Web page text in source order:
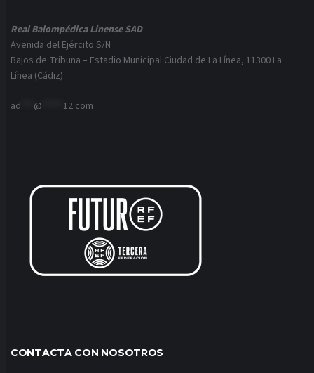
Real Balompédica Linense SAD
Avenida del Ejército S/N
Bajos de Tribuna – Estadio Municipal Ciudad de La Línea, 11300 La
Línea (Cádiz)
ad @ 12.com
CONTACTA CON NOSOTROS